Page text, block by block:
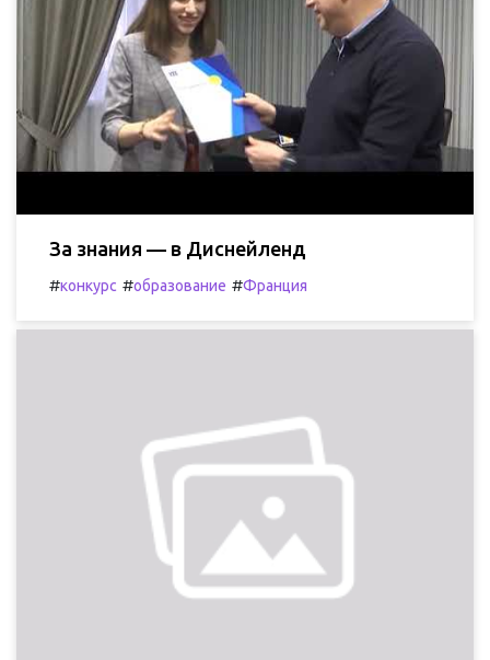
За знания — в Диснейленд
#конкурс #образование #Франция